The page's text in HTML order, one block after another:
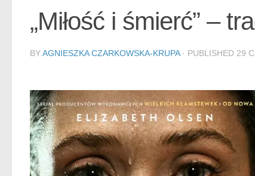
„Miłość i śmierć” –
BYAGNIESZKA CZARKOWSKA-KRUPA · PUBLISHED 29